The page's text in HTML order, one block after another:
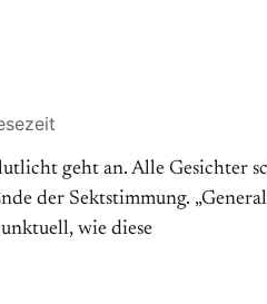
geht an. Alle Gesichter
der Sekt­stimmung.
wie diese